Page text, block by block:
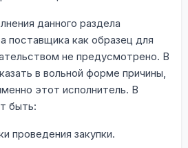
данного раздела
поставщика как образец для
не предусмотрено. В
в вольной форме причины,
этот исполнитель. В
быть:
проведения закупки.